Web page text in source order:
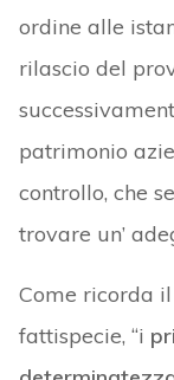
ordine alle
rilascio del
patrimonio
controllo, che
trovare un’
Come ricorda
fattispecie, “i